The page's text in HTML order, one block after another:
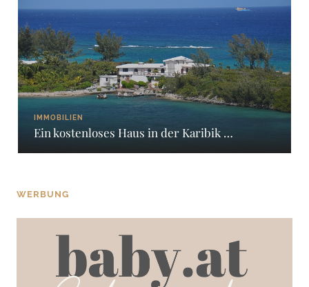
IMMOBILIEN
Ein kostenloses Haus in der Karibik …
WERBUNG